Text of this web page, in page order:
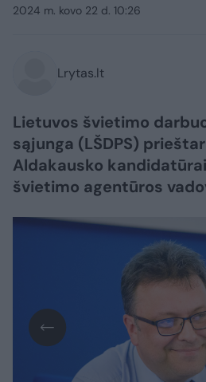
2024 m. kovo 22 d. 10:26
Lrytas.lt
Lietuvos švietimo
sąjunga (LŠDPS)
Aldakausko
švietimo agentūros